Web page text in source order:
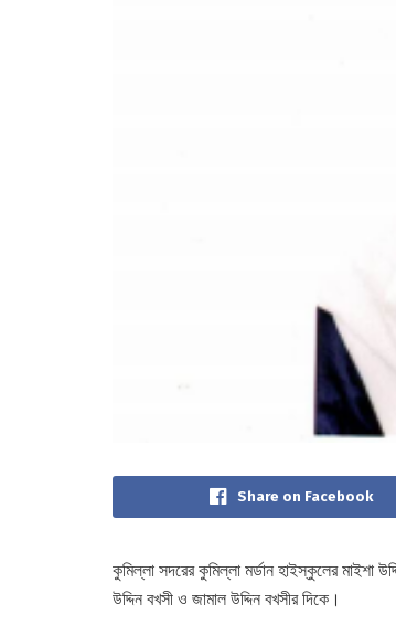
Share on Facebook
কুমিল্লা সদরের কুমিল্লা মর্ডান হাইস্কুলের মাইশা
উদ্দিন বখসী ও জামাল উদ্দিন বখসীর দিকে।